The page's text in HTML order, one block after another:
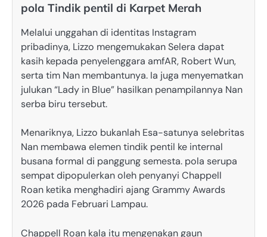
pola Tindik pentil di Karpet Merah
Melalui unggahan di identitas Instagram
pribadinya, Lizzo mengemukakan Selera dapat
kasih kepada penyelenggara amfAR, Robert Wun,
serta tim Nan membantunya. Ia juga menyematkan
julukan “Lady in Blue” hasilkan penampilannya Nan
serba biru tersebut.
Menariknya, Lizzo bukanlah Esa-satunya selebritas
Nan membawa elemen tindik pentil ke internal
busana formal di panggung semesta. pola serupa
sempat dipopulerkan oleh penyanyi Chappell
Roan ketika menghadiri ajang Grammy Awards
2026 pada Februari Lampau.
Chappell Roan kala itu mengenakan gaun